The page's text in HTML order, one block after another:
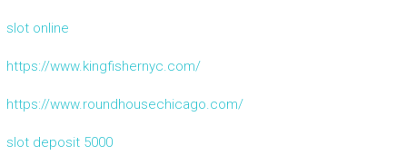
slot online
https://www.kingfishernyc.com/
https://www.roundhousechicago.com/
slot deposit 5000